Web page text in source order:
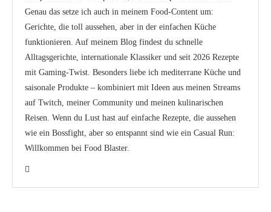
Genau das setze ich auch in meinem Food-Content um:
Gerichte, die toll aussehen, aber in der einfachen Küche
funktionieren. Auf meinem Blog findest du schnelle
Alltagsgerichte, internationale Klassiker und seit 2026 Rezepte
mit Gaming-Twist. Besonders liebe ich mediterrane Küche und
saisonale Produkte – kombiniert mit Ideen aus meinen Streams
auf Twitch, meiner Community und meinen kulinarischen
Reisen. Wenn du Lust hast auf einfache Rezepte, die aussehen
wie ein Bossfight, aber so entspannt sind wie ein Casual Run:
Willkommen bei Food Blaster.